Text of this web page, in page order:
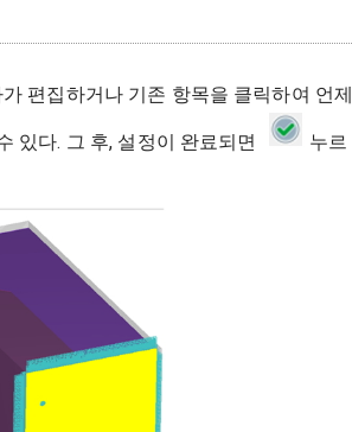
편집하거나 기존 항목을 클릭하여 언제
있다. 그 후, 설정이 완료되면
누르